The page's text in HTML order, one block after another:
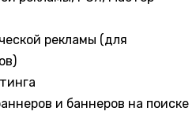
рекламы (для
и баннеров на поиске